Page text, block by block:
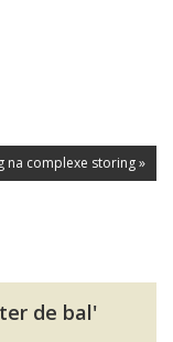
complexe storing »
de bal'